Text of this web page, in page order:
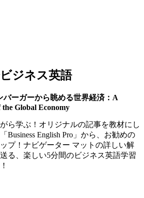
ジネス英語
バーガーから眺める世界経済：A
the Global Economy
ら学ぶ！オリジナルの記事を教材にし
Business English Pro」から、お勧めの
プ！ナビゲーター マットの詳しい解
る、楽しい5分間のビジネス英語学習